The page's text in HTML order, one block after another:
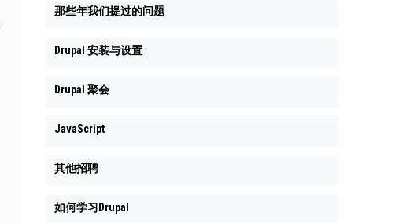
那些年我们提过的问题
Drupal 安装与设置
Drupal 聚会
JavaScript
其他招聘
如何学习Drupal